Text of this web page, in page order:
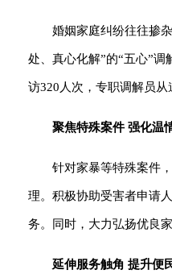
婚姻家庭纠纷往往掺
处、真心化解”的“五心”
访320人次，专职调解员
聚焦特殊案件 强化温
针对家暴等特殊案件
理。积极协助受害者申请
务。同时，大力弘扬优良
延伸服务触角 提升便